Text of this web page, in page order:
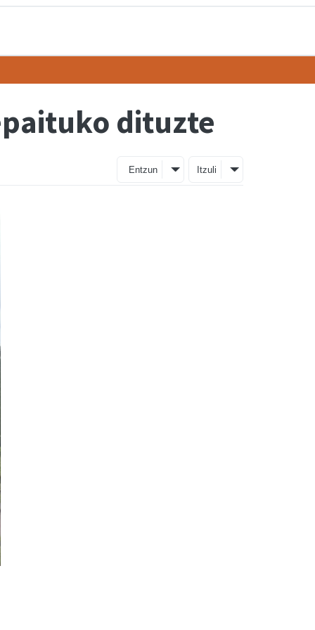
dituzte
Entzun Itzuli